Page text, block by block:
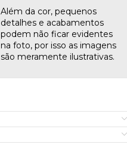
Além da cor, pequenos
detalhes e acabamentos
podem não ficar evidentes
na foto, por isso as imagens
são meramente ilustrativas.